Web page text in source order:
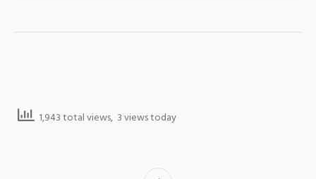
1,943 total views, 3 views today